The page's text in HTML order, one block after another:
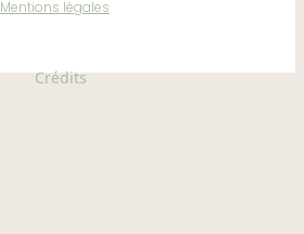
Mentions légales
Crédits